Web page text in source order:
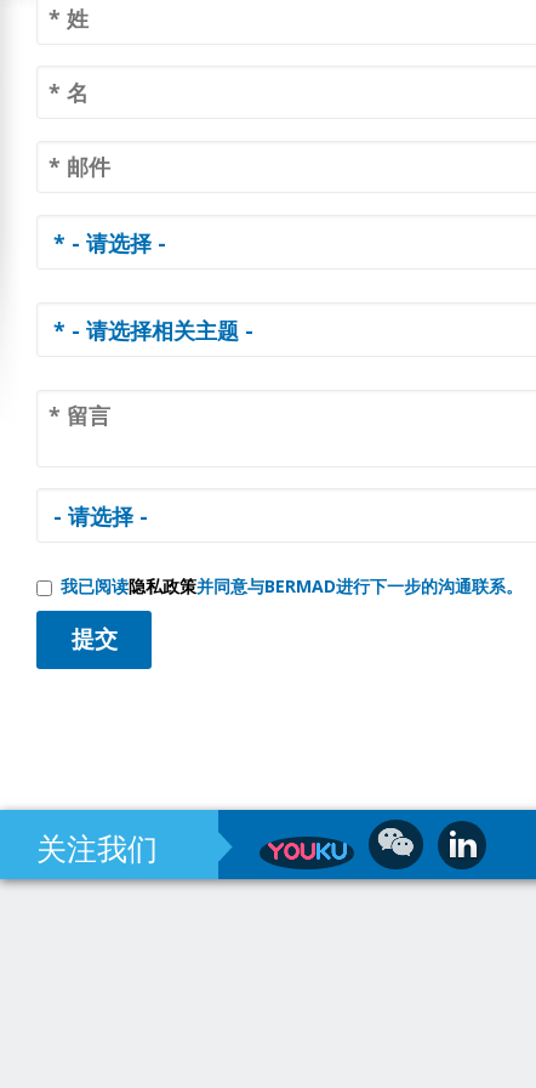
我已阅读隐私政策并同意与BERMAD进行下一步的沟通联系。
关注我们